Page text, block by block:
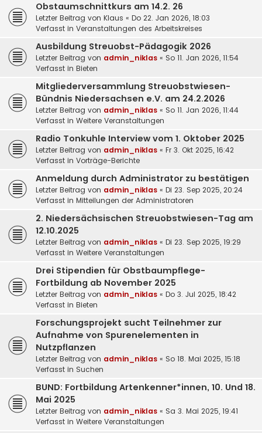
Obstaumschnittkurs am 14.2. 26
Letzter Beitrag von Klaus « Do 22. Jan 2026, 18:03
Verfasst in Veranstaltungen des Arbeitskreises
Ausbildung Streuobst-Pädagogik 2026
Letzter Beitrag von admin_niklas « So 11. Jan 2026, 11:54
Verfasst in Bieten
Mitgliederversammlung Streuobstwiesen-
Bündnis Niedersachsen e.V. am 24.2.2026
Letzter Beitrag von admin_niklas « So 11. Jan 2026, 11:44
Verfasst in Weitere Veranstaltungen
Radio Tonkuhle Interview vom 1. Oktober 2025
Letzter Beitrag von admin_niklas « Fr 3. Okt 2025, 16:42
Verfasst in Vorträge-Berichte
Anmeldung durch Administrator zu bestätigen
Letzter Beitrag von admin_niklas « Di 23. Sep 2025, 20:24
Verfasst in Mitteilungen der Administratoren
2. Niedersächsischen Streuobstwiesen-Tag am
12.10.2025
Letzter Beitrag von admin_niklas « Di 23. Sep 2025, 19:29
Verfasst in Weitere Veranstaltungen
Drei Stipendien für Obstbaumpflege-
Fortbildung ab November 2025
Letzter Beitrag von admin_niklas « Do 3. Jul 2025, 18:42
Verfasst in Bieten
Forschungsprojekt sucht Teilnehmer zur
Aufnahme von Spurenelementen in
Nutzpflanzen
Letzter Beitrag von admin_niklas « So 18. Mai 2025, 15:18
Verfasst in Suchen
BUND: Fortbildung Artenkenner*innen, 10. Und 18.
Mai 2025
Letzter Beitrag von admin_niklas « Sa 3. Mai 2025, 19:41
Verfasst in Weitere Veranstaltungen